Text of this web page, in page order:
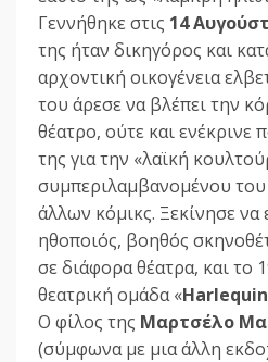
Γεννήθηκε στις 14
της ήταν δικηγόρος και
αρχοντική οικογένεια
του άρεσε να βλέπει την
θέατρο, ούτε και ενέκρινε
της για την «λαϊκή
συμπεριλαμβανομένου του
άλλων κόμικς. Ξεκίνησε να
ηθοποιός, βοηθός
σε διάφορα θέατρα, και το
θεατρική ομάδα «Harlequin
Ο φίλος της Μαρτσέλο
(σύμφωνα με μια άλλη